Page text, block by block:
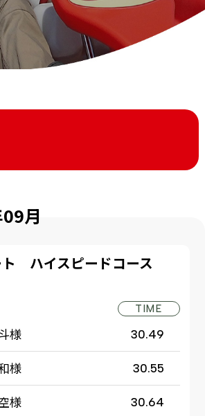
月
ト ハイスピードコース
TIME
様 30.49
様 30.55
様 30.64